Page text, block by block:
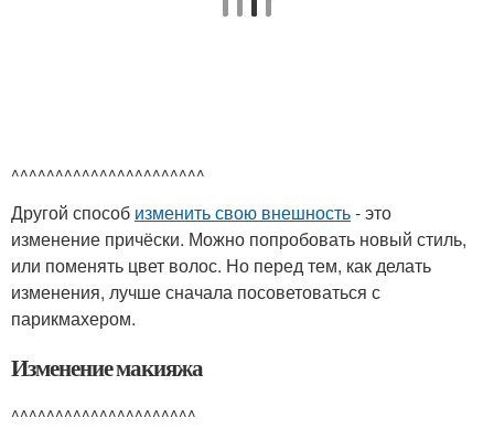
^^^^^^^^^^^^^^^^^^^^^^
Другой способ изменить свою внешность- это
изменение причёски. Можно попробовать новый стиль,
или поменять цвет волос. Но перед тем, как делать
изменения, лучше сначала посоветоваться с
парикмахером.
Изменение макияжа
^^^^^^^^^^^^^^^^^^^^^